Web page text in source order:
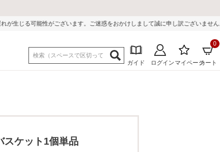
ます。ご迷惑をおかけしまして誠に申し訳ございません。
ガイド ログイン マイページカート
0
スケット1個単品